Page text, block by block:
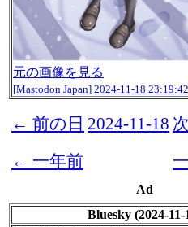
元の画像を見る
[Mastodon Japan] 2024-11-18 23:19:42
← 前の日 2024-11-18
← 一年前
Ad
Bluesky (2024-11-